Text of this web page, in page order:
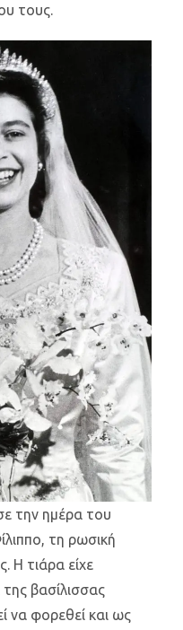
τους.
την ημέρα του
τη ρωσική
Η τιάρα είχε
της βασίλισσας
να φορεθεί και ως